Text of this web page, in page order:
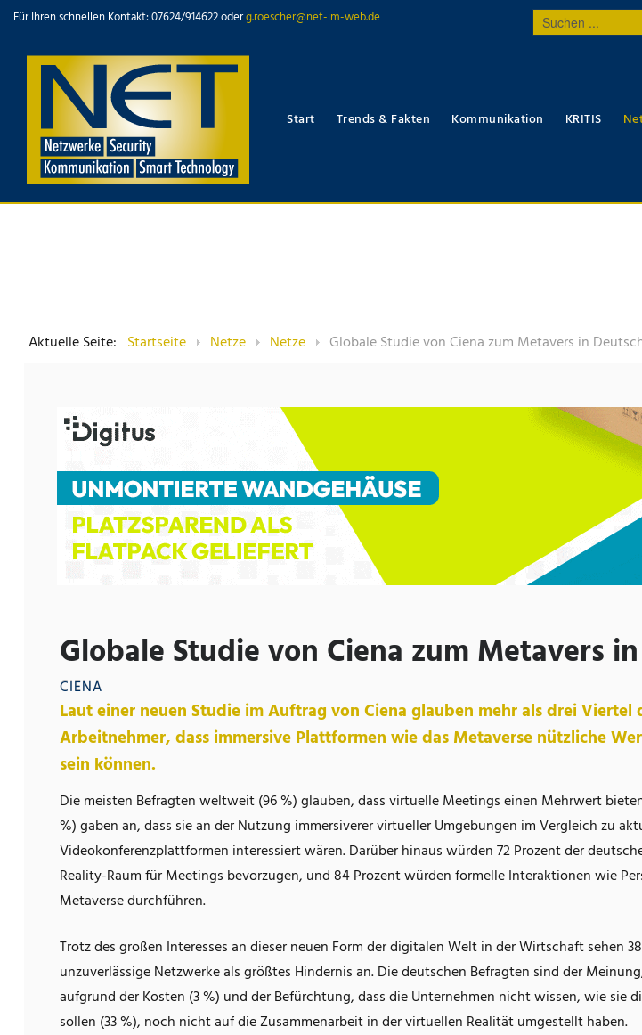
Für Ihren schnellen Kontakt: 07624/914622 oderg.roescher@net-im-web.de
Suchen
...
Start Trends & Fakten Kommunikation KRITIS
Aktuelle Seite: Startseite Netze Netze Globale Studie von Ciena zum Metavers in
Globale Studie von Ciena zum Metavers
CIENA
Laut einer neuen Studie im Auftrag von Ciena glauben mehr als drei
Arbeitnehmer, dass immersive Plattformen wie das Metaverse nützliche
sein können.
Die meisten Befragten weltweit (96 %) glauben, dass virtuelle Meetings einen Mehrwert
%) gaben an, dass sie an der Nutzung immersiverer virtueller Umgebungen im Vergleich zu
Videokonferenzplattformen interessiert wären. Darüber hinaus würden 72 Prozent der
Reality-Raum für Meetings bevorzugen, und 84 Prozent würden formelle Interaktionen wie
Metaverse durchführen.
Trotz des großen Interesses an dieser neuen Form der digitalen Welt in der Wirtschaft sehen
unzuverlässige Netzwerke als größtes Hindernis an. Die deutschen Befragten sind der
aufgrund der Kosten (3 %) und der Befürchtung, dass die Unternehmen nicht wissen, wie sie
sollen (33 %), noch nicht auf die Zusammenarbeit in der virtuellen Realität umgestellt haben.